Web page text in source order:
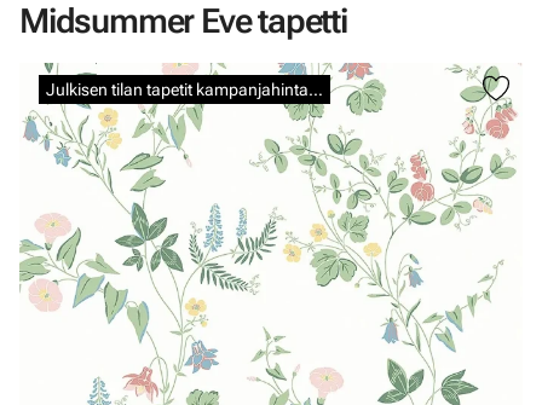
Midsummer Eve tapetti
Julkisen tilan tapetit kampanjahintaan
Ohita kuvat